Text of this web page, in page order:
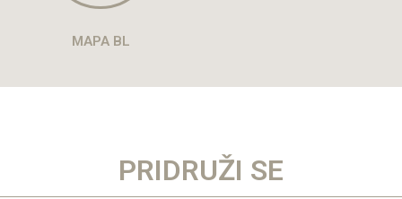
MAPA BL
PRIDRUŽI SE